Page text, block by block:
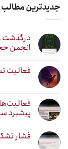
جدیدترین مطالب
درگذشت
انجمن
فعالیت
پیشبرد سند
فشار